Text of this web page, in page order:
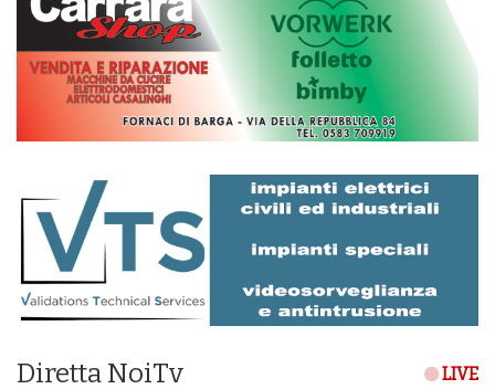
Diretta NoiTv LIVE